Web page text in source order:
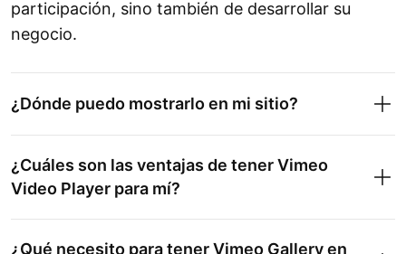
participación, sino también de desarrollar su
negocio.
¿Dónde puedo mostrarlo en mi sitio?
¿Cuáles son las ventajas de tener Vimeo
Video Player para mí?
¿Qué necesito para tener Vimeo Gallery en